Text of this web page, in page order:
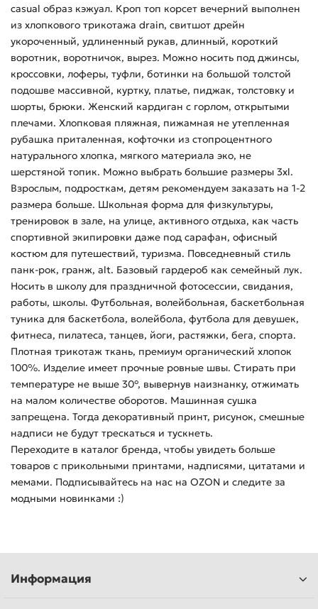
casual образ кэжуал. Кроп топ корсет вечерний выполнен
из хлопкового трикотажа drain, свитшот дрейн
укороченный, удлиненный рукав, длинный, короткий
воротник, воротничок, вырез. Можно носить под джинсы,
кроссовки, лоферы, туфли, ботинки на большой толстой
подошве массивной, куртку, платье, пиджак, толстовку и
шорты, брюки. Женский кардиган с горлом, открытыми
плечами. Хлопковая пляжная, пижамная не утепленная
рубашка приталенная, кофточки из стопроцентного
натурального хлопка, мягкого материала эко, не
шерстяной топик. Можно выбрать большие размеры 3xl.
Взрослым, подросткам, детям рекомендуем заказать на 1-2
размера больше. Школьная форма для физкультуры,
тренировок в зале, на улице, активного отдыха, как часть
спортивной экипировки даже под сарафан, офисный
костюм для путешествий, туризма. Повседневный стиль
панк-рок, гранж, alt. Базовый гардероб как семейный лук.
Носить в школу для праздничной фотосессии, свидания,
работы, школы. Футбольная, волейбольная, баскетбольная
туника для баскетбола, волейбола, футбола для девушек,
фитнеса, пилатеса, танцев, йоги, растяжки, бега, спорта.
Плотная трикотаж ткань, премиум органический хлопок
100%. Изделие имеет прочные ровные швы. Стирать при
температуре не выше 30°, вывернув наизнанку, отжимать
на малом количестве оборотов. Машинная сушка
запрещена. Тогда декоративный принт, рисунок, смешные
надписи не будут трескаться и тускнеть.
Переходите в каталог бренда, чтобы увидеть больше
товаров с прикольными принтами, надписями, цитатами и
мемами. Подписывайтесь на нас на OZON и следите за
модными новинками :)
Информация